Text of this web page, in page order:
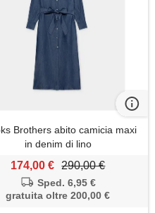
Brothers abito camicia maxi
in denim di lino
174,00 € 290,00 €
Sped. 6,95 €
gratuita oltre 200,00 €